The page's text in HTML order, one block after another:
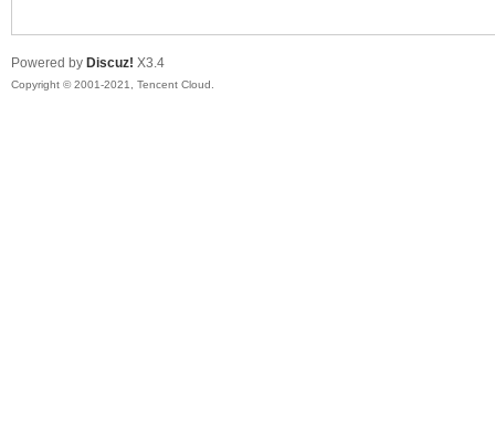
Powered by Discuz! X3.4
Copyright © 2001-2021, Tencent Cloud.